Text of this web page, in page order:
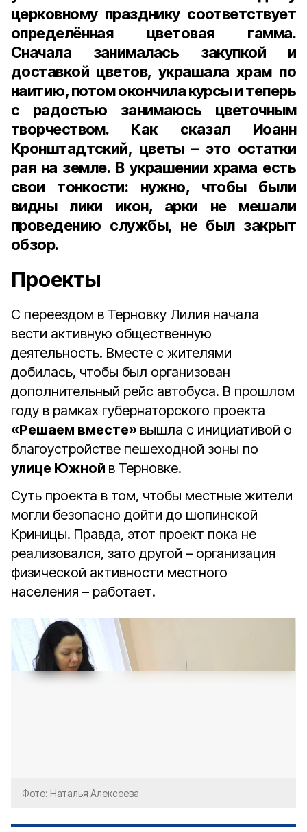
церковному празднику соответствует
определённая цветовая гамма.
Сначала занималась закупкой и
доставкой цветов, украшала храм по
наитию, потом окончила курсы и теперь
с радостью занимаюсь цветочным
творчеством. Как сказал Иоанн
Кронштадтский, цветы – это остатки
рая на земле. В украшении храма есть
свои тонкости: нужно, чтобы были
видны лики икон, арки не мешали
проведению службы, не был закрыт
обзор.
Проекты
С переездом в Терновку Лилия начала
вести активную общественную
деятельность. Вместе с жителями
добилась, чтобы был организован
дополнительный рейс автобуса. В прошлом
году в рамках губернаторского проекта
«Решаем вместе» вышла с инициативой о
благоустройстве пешеходной зоны по
улице Южной в Терновке.
Суть проекта в том, чтобы местные жители
могли безопасно дойти до шопинской
Криницы. Правда, этот проект пока не
реализовался, зато другой – организация
физической активности местного
населения – работает.
Фото: Наталья Алексеева